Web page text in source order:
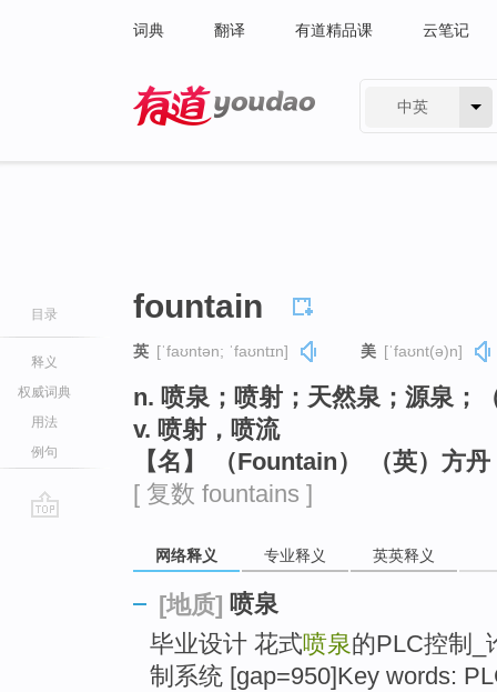
词典 翻译 有道精品课 云笔记
中英
目录
释义
权威词典
用法
例句
fountain
英 [ˈfaʊntən; ˈfaʊntɪn] 美 [ˈfaʊnt(ə)n]
n. 喷泉；喷射；天然泉；源泉；
v. 喷射，喷流
【名】 （Fountain） （英）方
[ 复数 fountains ]
网络释义 专业释义 英英释义
[地质] 喷泉
毕业设计 花式喷泉的PLC控制_
制系统 [gap=950]Key words: